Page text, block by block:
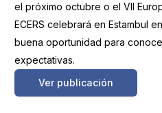
el próximo octubre o el VII
ECERS celebrará en Estambul
buena oportunidad para
expectativas.
Ver publicación